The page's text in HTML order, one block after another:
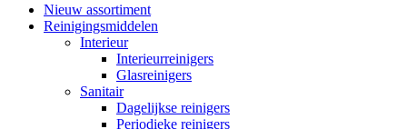
Nieuw assortiment
Reinigingsmiddelen
Interieur
Interieurreinigers
Glasreinigers
Sanitair
Dagelijkse reinigers
Periodieke reinigers